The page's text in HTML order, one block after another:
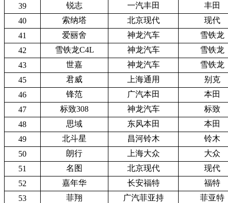
39 锐志 一汽丰田
丰田
40
索纳塔 北京现代
现代
41
爱丽舍 神龙汽车
雪铁龙
42
雪铁龙C4L 神龙汽车
雪铁龙
43
世嘉 神龙汽车
雪铁龙
45
君威 上海通用
别克
46
锋范 广汽本田
本田
47
标致308 神龙汽车
标致
48
思域 东风本田
本田
49
北斗星 昌河铃木
铃木
50
朗行 上海大众
大众
51
名图 北京现代
现代
52
嘉年华 长安福特
福特
53
菲翔 广汽菲亚持
菲亚特